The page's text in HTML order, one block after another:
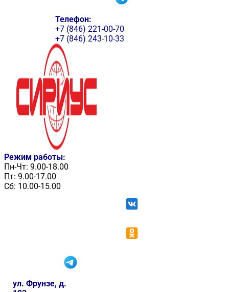
Телефон:
+7 (846) 221-00-70
+7 (846) 243-10-33
Режим работы:
Пн-Чт: 9.00-18.00
Пт: 9.00-17.00
Сб: 10.00-15.00
ул. Фрунзе, д.